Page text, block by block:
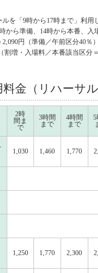
ルを「9時から17時まで」利用
から準備、14時から本番、入
円（準備／午前区分40％
割増・入場料／本番該当区分
料金（リハーサ
2時
間ま
で
3時間
まで
4時間
まで
5
1,030 1,460 1,770
1,250 1,770 2,300